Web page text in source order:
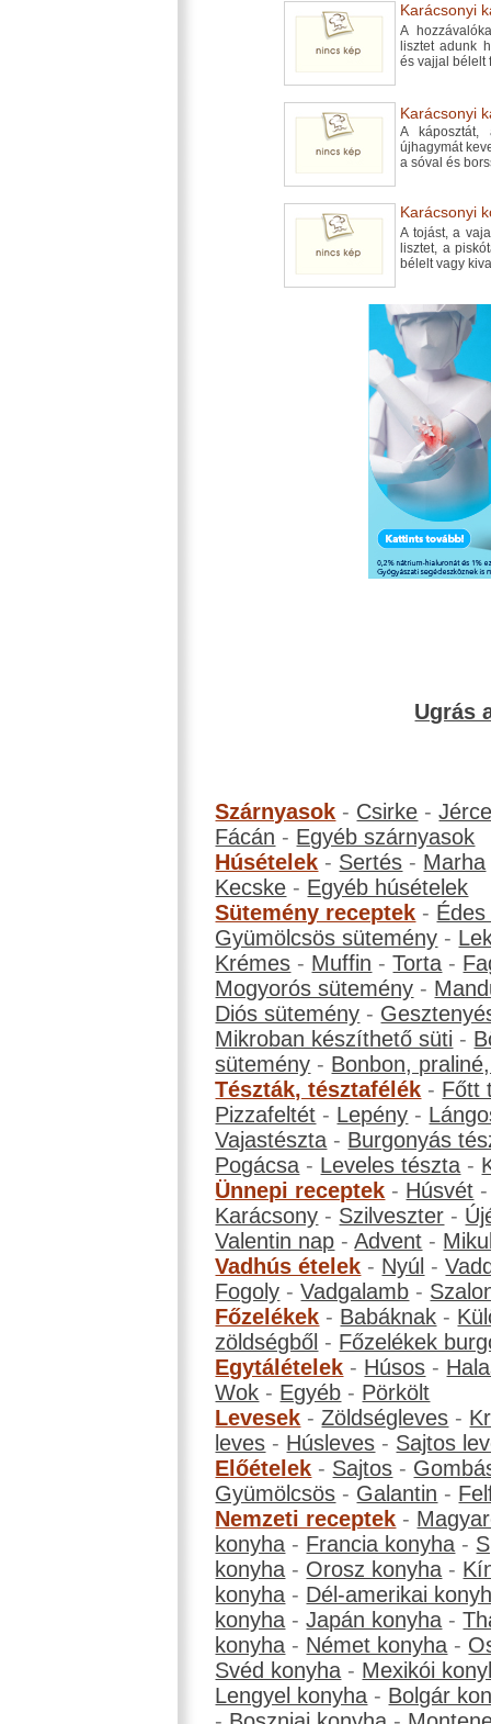
Karácsonyi
A
lisztet adunk
és vajjal bélelt
Karácsonyi
A
újhagymát
a sóval és
Karácsonyi
A tojást, a
lisztet, a
bélelt vagy
Ugrás
Szárnyasok - Csirke -
Fácán - Egyéb szárnyasok
Húsételek - Sertés - Marha
Kecske - Egyéb húsételek
Sütemény receptek -
Gyümölcsös sütemény -
Krémes - Muffin -Torta -
Mogyorós sütemény -
Diós sütemény -
Mikroban készíthető süti -
sütemény - Bonbon,
Tészták, tésztafélék - Főtt
Pizzafeltét - Lepény -
Vajastészta - Burgonyás
Pogácsa - Leveles tészta -
Ünnepi receptek - Húsvét
Karácsony - Szilveszter -
Valentin nap -Advent -
Vadhús ételek - Nyúl -
Fogoly -Vadgalamb -
Főzelékek - Babáknak -
zöldségből - Főzelékek
Egytálételek - Húsos -
Wok - Egyéb - Pörkölt
Levesek -Zöldségleves -
leves - Húsleves - Sajtos
Előételek - Sajtos -
Gyümölcsös - Galantin -
Nemzeti receptek -
konyha - Francia konyha -
konyha - Orosz konyha -
konyha - Dél-amerikai
konyha -Japán konyha -
konyha - Német konyha -
Svéd konyha - Mexikói
Lengyel konyha - Bolgár